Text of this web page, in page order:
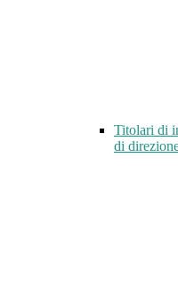
Titolari di
di